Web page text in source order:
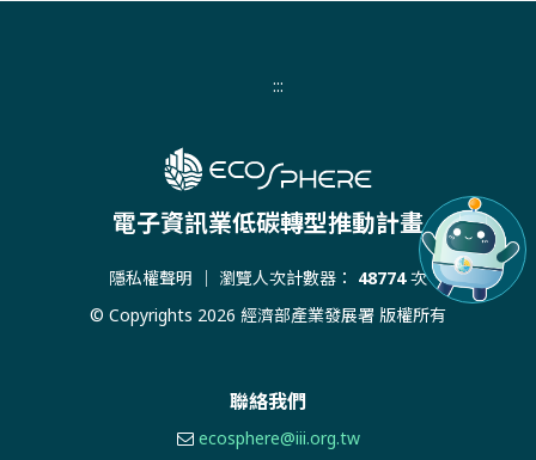
:::
電子資訊業低碳轉型推動計畫
隱私權聲明 ｜ 瀏覽人次計數器： 48774次
© Copyrights 2026 經濟部產業發展署 版權所有
聯絡我們
ecosphere@iii.org.tw